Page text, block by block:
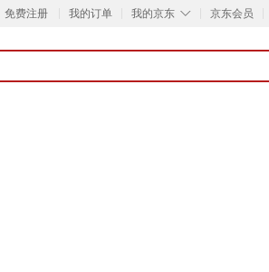
免费注册 我的订单 ◇
我的京东 京东会员